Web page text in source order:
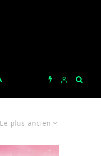
Le plus ancien